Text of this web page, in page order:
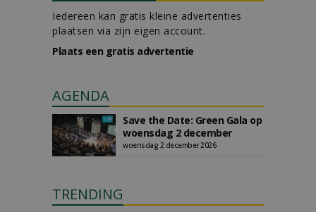
Iedereen kan gratis kleine advertenties
plaatsen via zijn eigen account.
Plaats een gratis advertentie
AGENDA
Save the Date: Green Gala op
woensdag 2 december
woensdag 2 december 2026
TRENDING